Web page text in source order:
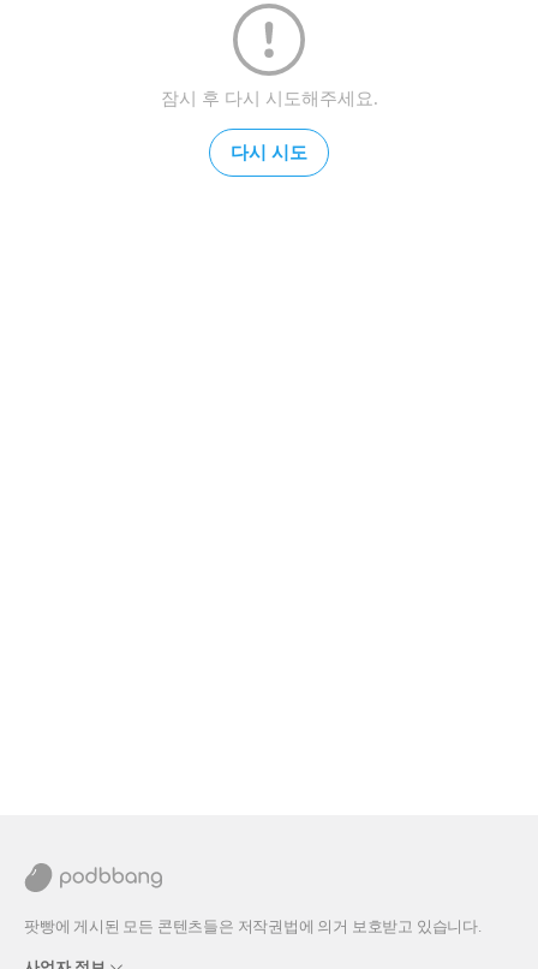
잠시 후 다시 시도해주세요.
다시 시도
팟빵에 게시된 모든 콘텐츠들은 저작권법에 의거 보호받고 있습니다.